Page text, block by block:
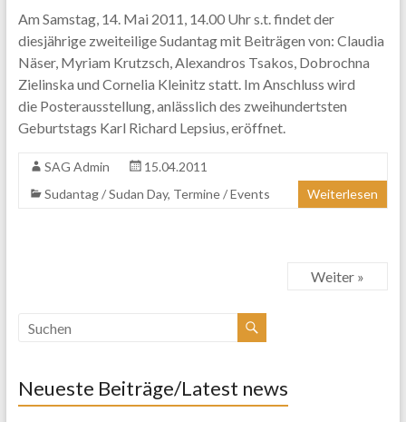
Am Samstag, 14. Mai 2011, 14.00 Uhr s.t. findet der
diesjährige zweiteilige Sudantag mit Beiträgen von: Claudia
Näser, Myriam Krutzsch, Alexandros Tsakos, Dobrochna
Zielinska und Cornelia Kleinitz statt. Im Anschluss wird
die Posterausstellung, anlässlich des zweihundertsten
Geburtstags Karl Richard Lepsius, eröffnet.
SAG Admin
15.04.2011
Sudantag / Sudan Day, Termine / Events Weiterlesen
Weiter »
Neueste Beiträge/Latest news